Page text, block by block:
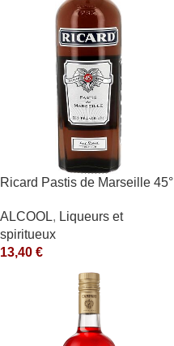
Ricard Pastis de Marseille 45°
ALCOOL, Liqueurs et
spiritueux
13,40 €